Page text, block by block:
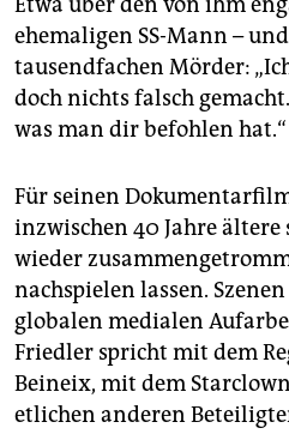
ehemaligen SS-Mann –
tausendfachen Mörder:
doch nichts falsch
was man dir befohlen hat.“
Für seinen
inzwischen 40 Jahre ältere
wieder
nachspielen lassen.
globalen medialen
Friedler spricht mit dem
Beineix, mit dem
etlichen anderen